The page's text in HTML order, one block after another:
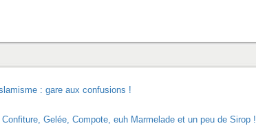
: gare aux confusions !
Confiture, Gelée, Compote, euh Marmelade et un peu de Sirop !